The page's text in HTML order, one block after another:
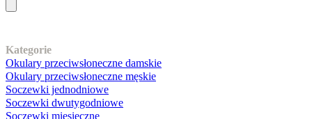
Kategorie
Okulary przeciwsłoneczne damskie
Okulary przeciwsłoneczne męskie
Soczewki jednodniowe
Soczewki dwutygodniowe
Soczewki miesięczne